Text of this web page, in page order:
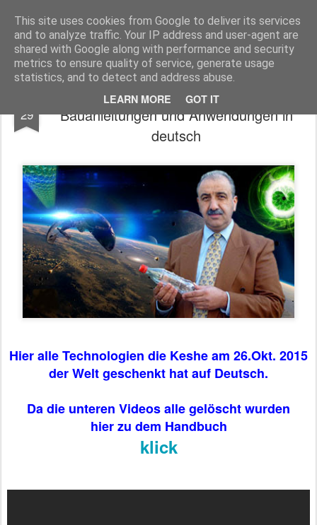
This site uses cookies from Google to deliver its services
and to analyze traffic. Your IP address and user-agent are
shared with Google along with performance and security
metrics to ensure quality of service, generate usage
statistics, and to detect and address abuse.
LEARN MORE GOT IT
Freigeist - ReHU - Forum Institut für Grenzwissenschaften - Spiritualität - Zukunftsforschung - Einheit
Pages
29
Keshe MAGRAV Technologie-
Bauanleitungen und Anwendungen in
deutsch
Hier alle Technologien die Keshe am 26.Okt. 2015
der Welt geschenkt hat auf Deutsch.
Da die unteren Videos alle gelöscht wurden
hier zu dem Handbuch
klick